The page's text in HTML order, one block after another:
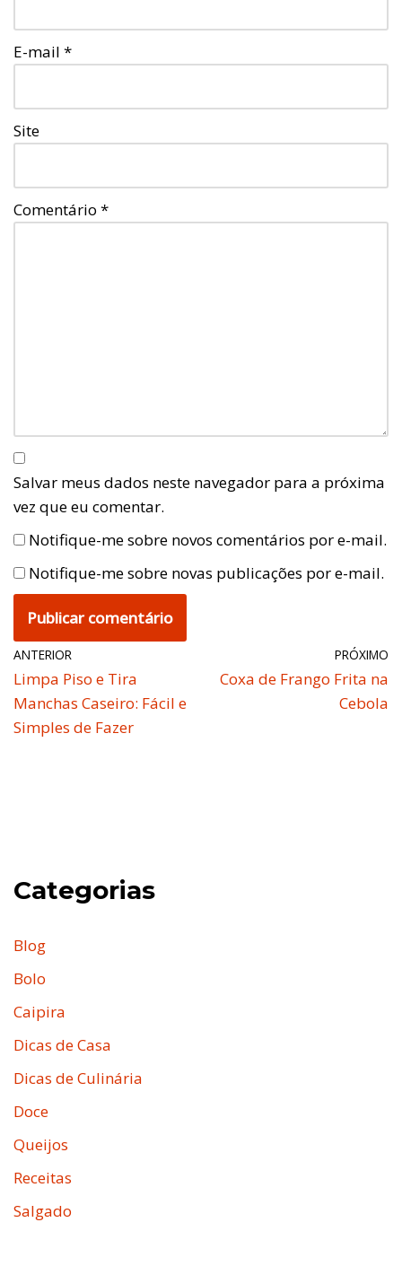
E-mail *
Site
Comentário *
Salvar meus dados neste navegador para a próxima
vez que eu comentar.
Notifique-me sobre novos comentários por e-mail.
Notifique-me sobre novas publicações por e-mail.
ANTERIOR
Limpa Piso e Tira
Manchas Caseiro: Fácil e
Simples de Fazer
PRÓXIMO
Coxa de Frango Frita na
Cebola
Categorias
Blog
Bolo
Caipira
Dicas de Casa
Dicas de Culinária
Doce
Queijos
Receitas
Salgado